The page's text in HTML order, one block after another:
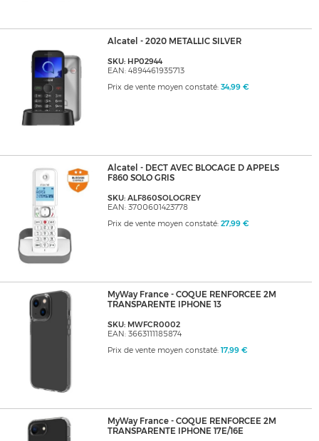
Alcatel - 2020 METALLIC SILVER
SKU: HP02944
EAN: 4894461935713
Prix de vente moyen constaté: 34,99 €
Alcatel - DECT AVEC BLOCAGE D APPELS
F860 SOLO GRIS
SKU: ALF860SOLOGREY
EAN: 3700601423778
Prix de vente moyen constaté: 27,99 €
MyWay France - COQUE RENFORCEE 2M
TRANSPARENTE IPHONE 13
SKU: MWFCR0002
EAN: 3663111185874
Prix de vente moyen constaté: 17,99 €
MyWay France - COQUE RENFORCEE 2M
TRANSPARENTE IPHONE 17E/16E